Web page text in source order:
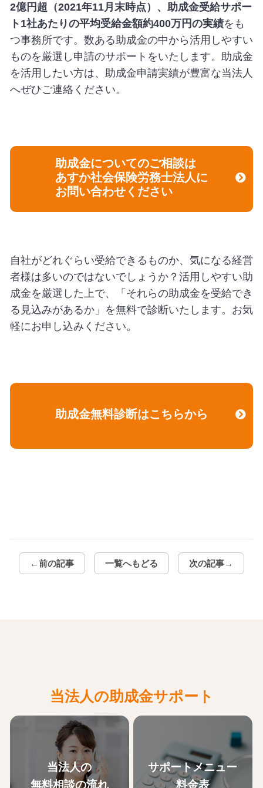
2億円超（2021年11月末時点）、助成金受給サポー
ト1社あたりの平均受給金額約400万円の実績をも
つ事務所です。数ある助成金の中から活用しやすい
ものを厳選し申請のサポートをいたします。助成金
を活用したい方は、助成金申請実績が豊富な当法人
へぜひご連絡ください。
助成金についてのご相談は
あすか社会保険労務士法人に
お問い合わせください
自社がどれぐらい受給できるものか、気になる経営
者様は多いのではないでしょうか？活用しやすい助
成金を厳選した上で、「それらの助成金を受給でき
る見込みがあるか」を無料で診断いたします。お気
軽にお申し込みください。
助成金無料診断はこちらから
←前の記事 一覧へもどる 次の記事→
当法人の助成金サポート
当法人の
無料相談の流れ
サポートメニュー
料金表